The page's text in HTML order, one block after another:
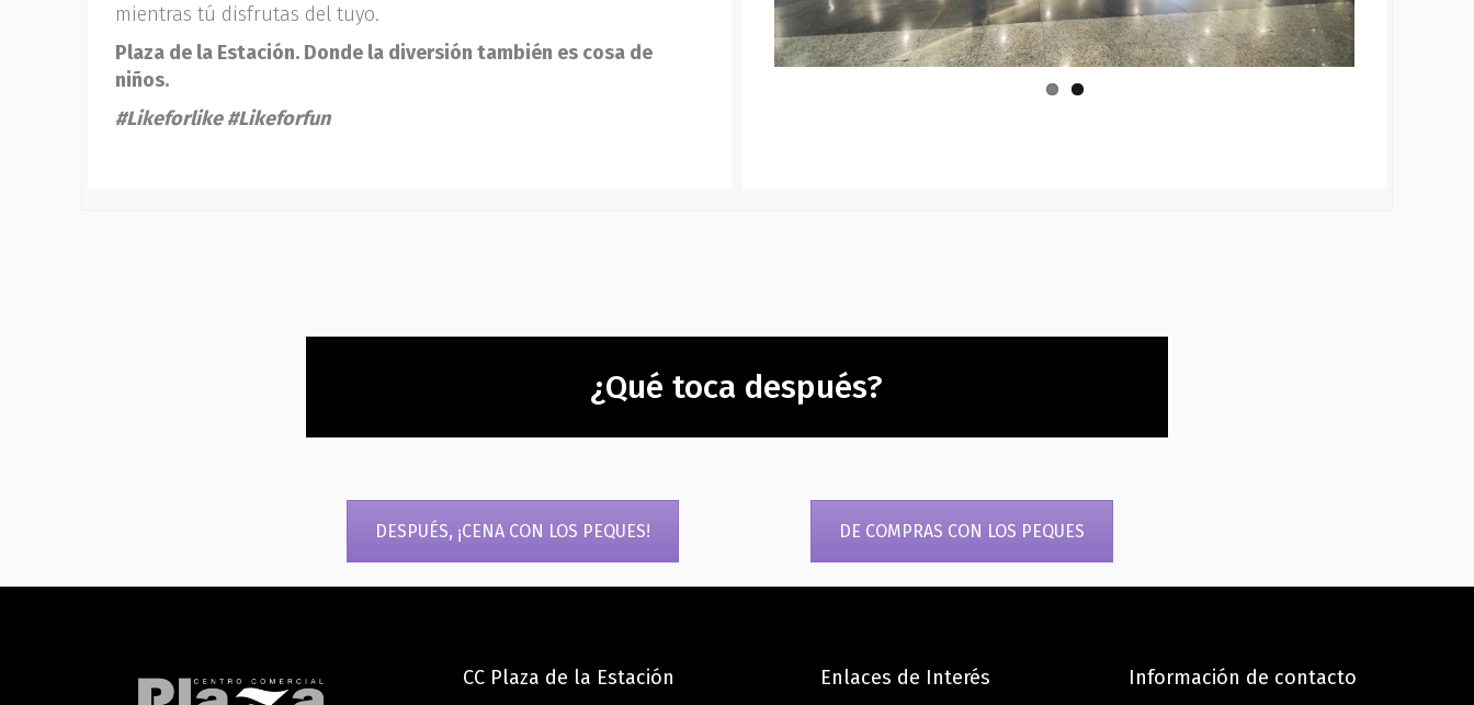
mientras tú disfrutas del tuyo.
Plaza de la Estación. Donde la diversión también es cosa de
niños.
#Likeforlike #Likeforfun
¿Qué toca después?
DESPUÉS, ¡CENA CON LOS PEQUES! DE COMPRAS CON LOS PEQUES
CC Plaza de la Estación Enlaces de Interés Información de contacto